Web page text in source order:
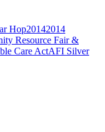
Hop20142014
Resource Fair &
Care ActAFI Silver